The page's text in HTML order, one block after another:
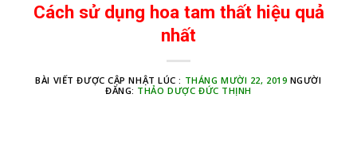
Cách sử dụng hoa tam thất hiệu quả
nhất
BÀI VIẾT ĐƯỢC CẬP NHẬT LÚC : THÁNG MƯỜI 22, 2019 NGƯỜI
ĐĂNG: THẢO DƯỢC ĐỨC THỊNH